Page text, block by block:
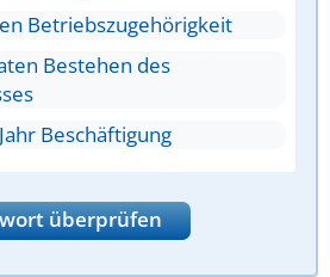
Betriebszugehörigkeit
Bestehen des
Beschäftigung
überprüfen